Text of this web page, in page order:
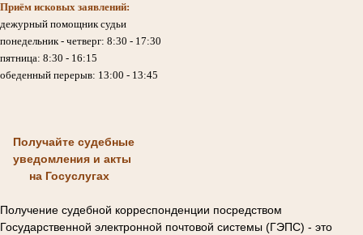
Приём исковых заявлений:
дежурный помощник судьи
понедельник - четверг: 8:30 - 17:30
пятница: 8:30 - 16:15
обеденный перерыв: 13:00 - 13:45
Получайте судебные
уведомления и акты
на Госуслугах
Получение судебной корреспонденции посредством
Государственной электронной почтовой системы (ГЭПС) - это